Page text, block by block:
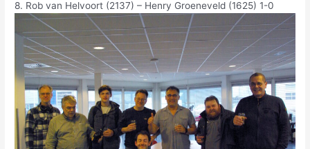
8. Rob van Helvoort (2137) – Henry Groeneveld (1625) 1-0